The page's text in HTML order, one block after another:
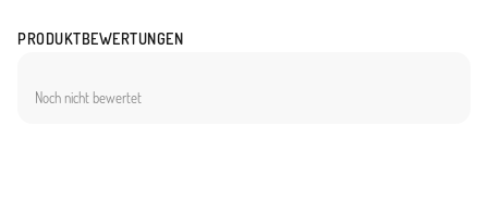
PRODUKTBEWERTUNGEN
Noch nicht bewertet